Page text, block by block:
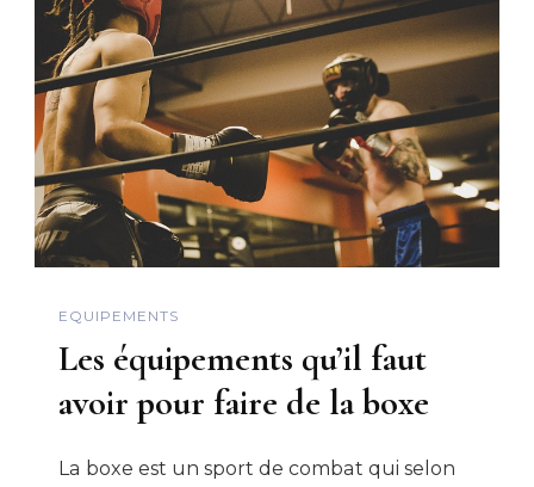
EQUIPEMENTS
Les équipements qu’il faut
avoir pour faire de la boxe
La boxe est un sport de combat qui selon